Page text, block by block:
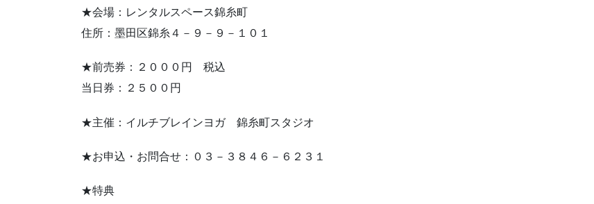
★会場：レンタルスペース錦糸町
住所：墨田区錦糸４－９－９－１０１
★前売券：２０００円 税込
当日券：２５００円
★主催：イルチブレインヨガ 錦糸町スタジオ
★お申込・お問合せ：０３－３８４６－６２３１
★特典